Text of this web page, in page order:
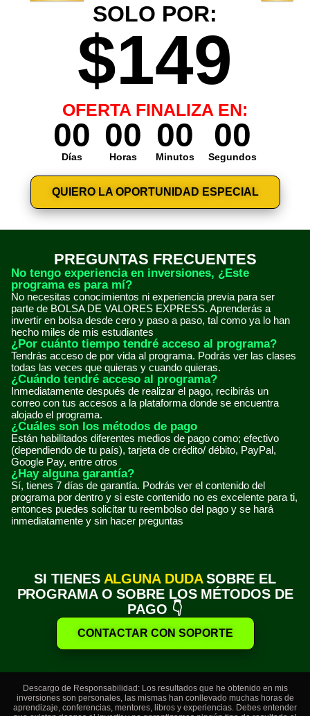
SOLO POR:
$149
OFERTA FINALIZA EN:
00
Días
00
Horas
00
Minutos
00
Segundos
QUIERO LA OPORTUNIDAD ESPECIAL
PREGUNTAS FRECUENTES
No tengo experiencia en inversiones, ¿Este
programa es para mí?
No necesitas conocimientos ni experiencia previa para ser
parte de BOLSA DE VALORES EXPRESS. Aprenderás a
invertir en bolsa desde cero y paso a paso, tal como ya lo han
hecho miles de mis estudiantes
¿Por cuánto tiempo tendré acceso al programa?
Tendrás acceso de por vida al programa. Podrás ver las clases
todas las veces que quieras y cuando quieras.
¿Cuándo tendré acceso al programa?
Inmediatamente después de realizar el pago, recibirás un
correo con tus accesos a la plataforma donde se encuentra
alojado el programa.
¿Cuáles son los métodos de pago
Están habilitados diferentes medios de pago como; efectivo
(dependiendo de tu país), tarjeta de crédito/ débito, PayPal,
Google Pay, entre otros
¿Hay alguna garantía?
Sí, tienes 7 días de garantía. Podrás ver el contenido del
programa por dentro y si este contenido no es excelente para ti,
entonces puedes solicitar tu reembolso del pago y se hará
inmediatamente y sin hacer preguntas
SI TIENES ALGUNA DUDASOBRE EL
PROGRAMA O SOBRE LOS MÉTODOS DE
PAGO 👇
CONTACTAR CON SOPORTE
Descargo de Responsabilidad: Los resultados que he obtenido en mis
inversiones son personales, las mismas han conllevado muchas horas de
aprendizaje, conferencias, mentores, libros y experiencias. Debes entender